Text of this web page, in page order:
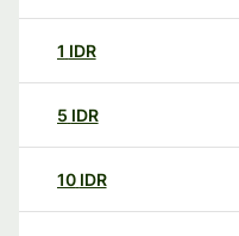
1 IDR
5 IDR
10 IDR